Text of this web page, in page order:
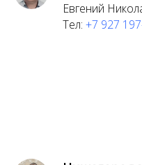
Евгений
Тел: +7 927